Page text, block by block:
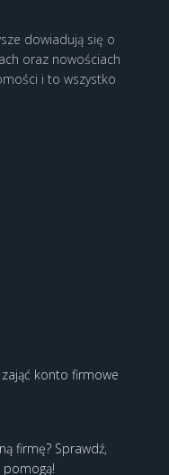
dowiadują się o
oraz nowościach
i to wszystko
konto firmowe
firmę? Sprawdź,
pomogą!